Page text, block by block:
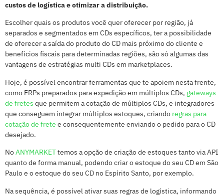
custos de logística e otimizar a distribuição.
Escolher quais os produtos você quer oferecer por região, já
separados e segmentados em CDs específicos, ter a possibilidade
de oferecer a saída do produto do CD mais próximo do cliente e
benefícios fiscais para determinadas regiões, são só algumas das
vantagens de estratégias multi CDs em marketplaces.
Hoje, é possível encontrar ferramentas que te apoiem nesta frente,
como ERPs preparados para expedição em múltiplos CDs, gateways
de fretes que permitem a cotação de múltiplos CDs, e integradores
que conseguem integrar múltiplos estoques, criando regras para
cotação de frete e consequentemente enviando o pedido para o CD
desejado.
NoANYMARKETtemos a opção de criação de estoques tanto via API
quanto de forma manual, podendo criar o estoque do seu CD em São
Paulo e o estoque do seu CD no Espírito Santo, por exemplo.
Na sequência, é possível ativar suas regras de logística, informando